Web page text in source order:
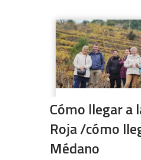
Cómo llegar a
Roja /cómo
Médano